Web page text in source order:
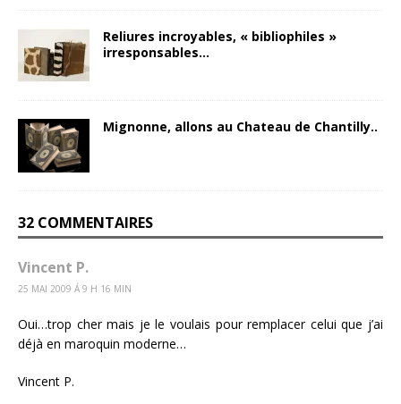
Reliures incroyables, « bibliophiles »
irresponsables…
Mignonne, allons au Chateau de Chantilly..
32 COMMENTAIRES
Vincent P.
25 MAI 2009 Á 9 H 16 MIN
Oui…trop cher mais je le voulais pour remplacer celui que j’ai
déjà en maroquin moderne…
Vincent P.